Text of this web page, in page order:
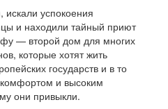
искали успокоения
и находили тайный приют
— второй дом для многих
которые хотят жить
государств и в то
и высоким
они привыкли.